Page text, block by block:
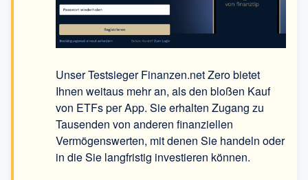
Unser Testsieger Finanzen.net Zero bietet
Ihnen weitaus mehr an, als den bloßen Kauf
von ETFs per App. Sie erhalten Zugang zu
Tausenden von anderen finanziellen
Vermögenswerten, mit denen Sie handeln oder
in die Sie langfristig investieren können.